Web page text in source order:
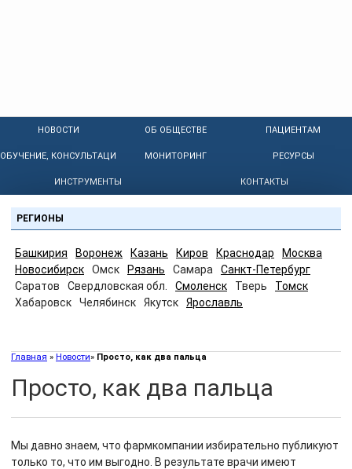
НОВОСТИ ОБ ОБЩЕСТВЕ ПАЦИЕНТАМ
ОБУЧЕНИЕ, КОНСУЛЬТАЦИИ МОНИТОРИНГ РЕСУРСЫ
ИНСТРУМЕНТЫ КОНТАКТЫ
РЕГИОНЫ
Башкирия Воронеж Казань Киров Краснодар
Москва
Новосибирск
Омск Рязань Самара
Санкт-Петербург
Саратов
Свердловская обл. Смоленск Тверь
Томск
Хабаровск
Челябинск Якутск Ярославль
Главная » Новости» Просто, как два пальца
Просто, как два пальца
Мы давно знаем, что фармкомпании избирательно публикуют
только то, что им выгодно. В результате врачи имеют